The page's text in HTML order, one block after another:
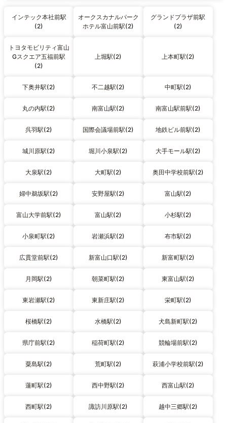
インテック本社前駅
(2)
オークスカナルパーク
ホテル富山前駅(2)
グランドプラザ前駅
(2)
トヨタモビリティ富山
Gスクエア五福前駅
(2)
上堀駅(2) 上本町駅(2)
下奥井駅(2) 不二越駅(2) 中町駅(2)
丸の内駅(2) 南富山駅(2) 南富山駅前駅(2)
呉羽駅(2) 国際会議場前駅(2) 地鉄ビル前駅(2)
城川原駅(2) 堀川小泉駅(2) 大手モール駅(2)
大泉駅(2) 大町駅(2) 奥田中学校前駅(2)
婦中鵜坂駅(2) 安野屋駅(2) 富山駅(2)
富山大学前駅(2) 富山駅(2) 小杉駅(2)
小泉町駅(2) 岩瀬浜駅(2) 布市駅(2)
広貫堂前駅(2) 新富山口駅(2) 新富町駅(2)
月岡駅(2) 朝菜町駅(2) 東富山駅(2)
東岩瀬駅(2) 東新庄駅(2) 栄町駅(2)
桜橋駅(2) 水橋駅(2) 犬島新町駅(2)
県庁前駅(2) 稲荷町駅(2) 競輪場前駅(2)
粟島駅(2) 荒町駅(2) 萩浦小学校前駅(2)
蓮町駅(2) 西中野駅(2) 西富山駅(2)
西町駅(2) 諏訪川原駅(2) 越中三郷駅(2)